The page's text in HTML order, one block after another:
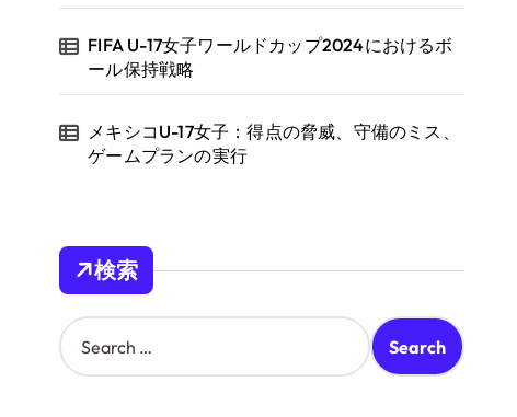
FIFA U-17女子ワールドカップ2024におけるボ
ール保持戦略
メキシコU-17女子：得点の脅威、守備のミス、
ゲームプランの実行
検索
S
e